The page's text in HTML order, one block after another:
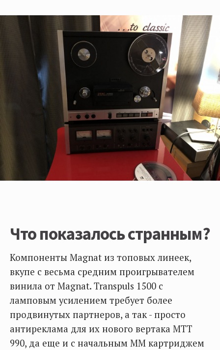
Что показалось странным?
Компоненты Magnat из топовых линеек,
вкупе с весьма средним проигрывателем
винила от Magnat. Transpuls 1500 c
ламповым усилением требует более
продвинутых партнеров, а так - просто
антиреклама для их нового вертака MTT
990, да еще и с начальным ММ картриджем